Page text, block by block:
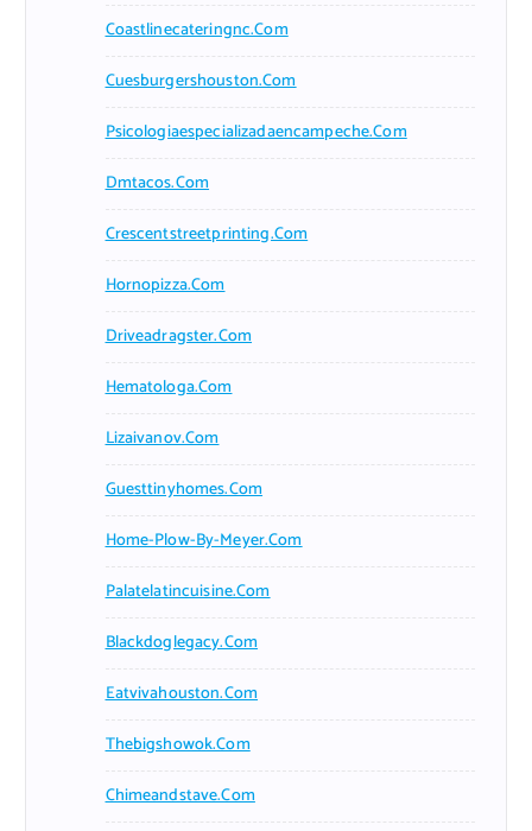
Coastlinecateringnc.com
Cuesburgershouston.com
Psicologiaespecializadaencampeche.com
Dmtacos.com
Crescentstreetprinting.com
Hornopizza.com
Driveadragster.com
Hematologa.com
Lizaivanov.com
Guesttinyhomes.com
Home-Plow-By-Meyer.com
Palatelatincuisine.com
Blackdoglegacy.com
Eatvivahouston.com
Thebigshowok.com
Chimeandstave.com